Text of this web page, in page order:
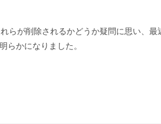
らが削除されるかどうか疑問に思い、最
かになりました。